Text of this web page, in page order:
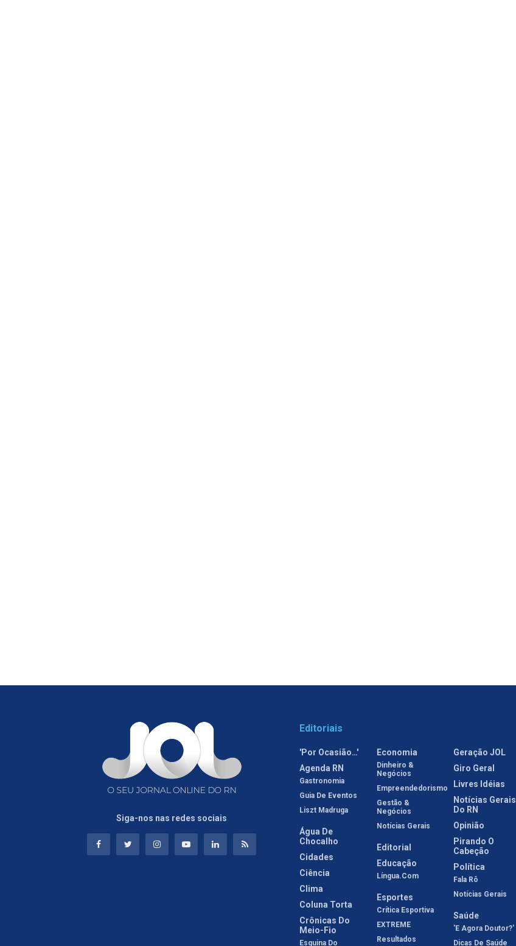
Siga-nos nas redes sociais
Editoriais
'Por Ocasião…'
Agenda RN
Gastronomia
Guia De Eventos
Liszt Madruga
Água De
Chocalho
Cidades
Ciência
Clima
Coluna Torta
Crônicas Do
Meio-Fio
Esquina Do
Economia
Dinheiro &
Negócios
Empreendedorismo
Gestão &
Negócios
Notícias Gerais
Editorial
Educação
Língua.com
Esportes
Crítica Esportiva
EXTREME
Resultados
Geração JOL
Giro Geral
Livres Idéias
Notícias Gerais
Do RN
Opinião
Pirando O
Cabeção
Política
Fala Rô
Notícias Gerais
Saúde
'E Agora Doutor?'
Dicas De Saúde